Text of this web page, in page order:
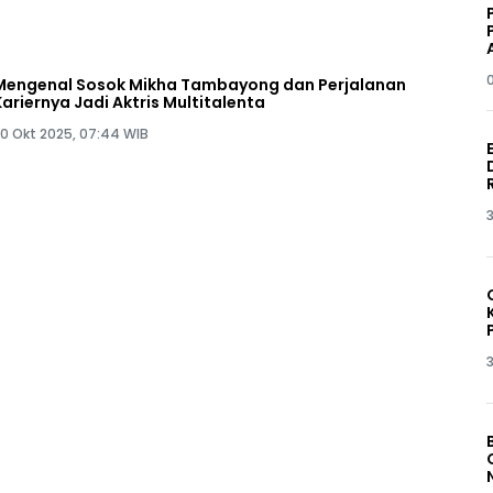
Sosok Mikha Tambayong dan Perjalanan
Jadi Aktris Multitalenta
Okt 2025, 07:44 WIB